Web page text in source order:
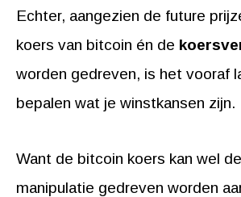
Echter, aangezien de future
koers van bitcoin én de
worden gedreven, is het vooraf
bepalen wat je winstkansen zijn.
Want de bitcoin koers kan wel
manipulatie gedreven worden